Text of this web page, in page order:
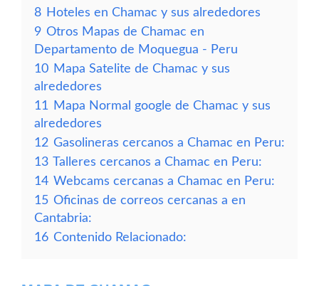
8 Hoteles en Chamac y sus alrededores
9 Otros Mapas de Chamac en
Departamento de Moquegua - Peru
10 Mapa Satelite de Chamac y sus
alrededores
11
Mapa Normal google de Chamac y sus
alrededores
12 Gasolineras cercanos a Chamac en Peru:
13 Talleres cercanos a Chamac en Peru:
14 Webcams cercanas a Chamac en Peru:
15 Oficinas de correos cercanas a en
Cantabria:
16 Contenido Relacionado: